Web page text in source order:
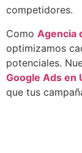
competidores.
Como Agencia
optimizamos
potenciales.
Google Ads en
que tus